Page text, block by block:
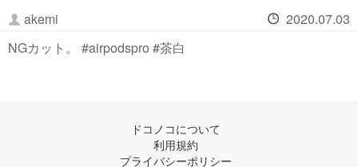
akemi
2020.07.03
NGカット。 #airpodspro #茶白
ドコノコについて
利用規約
プライバシーポリシー